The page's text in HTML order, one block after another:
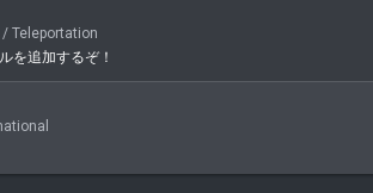
/ Teleportation
を追加するぞ！